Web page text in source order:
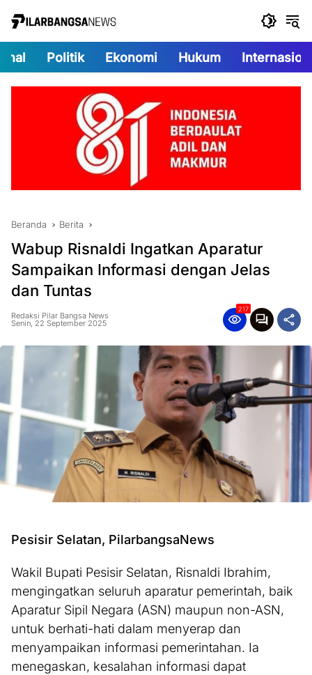
Politik Ekonomi Hukum
Beranda Berita
Wabup Risnaldi Ingatkan Aparatur
Sampaikan Informasi dengan Jelas
dan Tuntas
Redaksi Pilar Bangsa News
Senin, 22 September 2025
217
Pesisir Selatan, PilarbangsaNews
Wakil Bupati Pesisir Selatan, Risnaldi Ibrahim,
mengingatkan seluruh aparatur pemerintah, baik
Aparatur Sipil Negara (ASN) maupun non-ASN,
untuk berhati-hati dalam menyerap dan
menyampaikan informasi pemerintahan. Ia
menegaskan, kesalahan informasi dapat